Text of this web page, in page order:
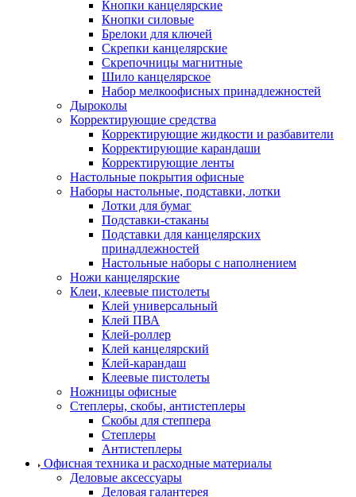
Кнопки канцелярские
Кнопки силовые
Брелоки для ключей
Скрепки канцелярские
Скрепочницы магнитные
Шило канцелярское
Набор мелкоофисных принадлежностей
Дыроколы
Корректирующие средства
Корректирующие жидкости и разбавители
Корректирующие карандаши
Корректирующие ленты
Настольные покрытия офисные
Наборы настольные, подставки, лотки
Лотки для бумаг
Подставки-стаканы
Подставки для канцелярских
принадлежностей
Настольные наборы с наполнением
Ножи канцелярские
Клеи, клеевые пистолеты
Клей универсальный
Клей ПВА
Клей-роллер
Клей канцелярский
Клей-карандаш
Клеевые пистолеты
Ножницы офисные
Степлеры, скобы, антистеплеры
Скобы для степпера
Степлеры
Антистеплеры
Офисная техника и расходные материалы
Деловые аксессуары
Деловая галантерея